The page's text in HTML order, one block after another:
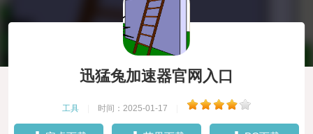
迅猛兔加速器官网入口
工具 时间：2025-01-17